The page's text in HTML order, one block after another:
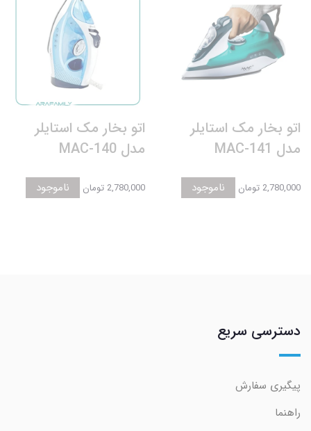
اتو بخار مک استایلر
مدل MAC-141
2,780,000 تومان ناموجود
اتو بخار مک استایلر
مدل MAC-140
2,780,000 تومان ناموجود
دسترسی سریع
پیگیری سفارش
راهنما